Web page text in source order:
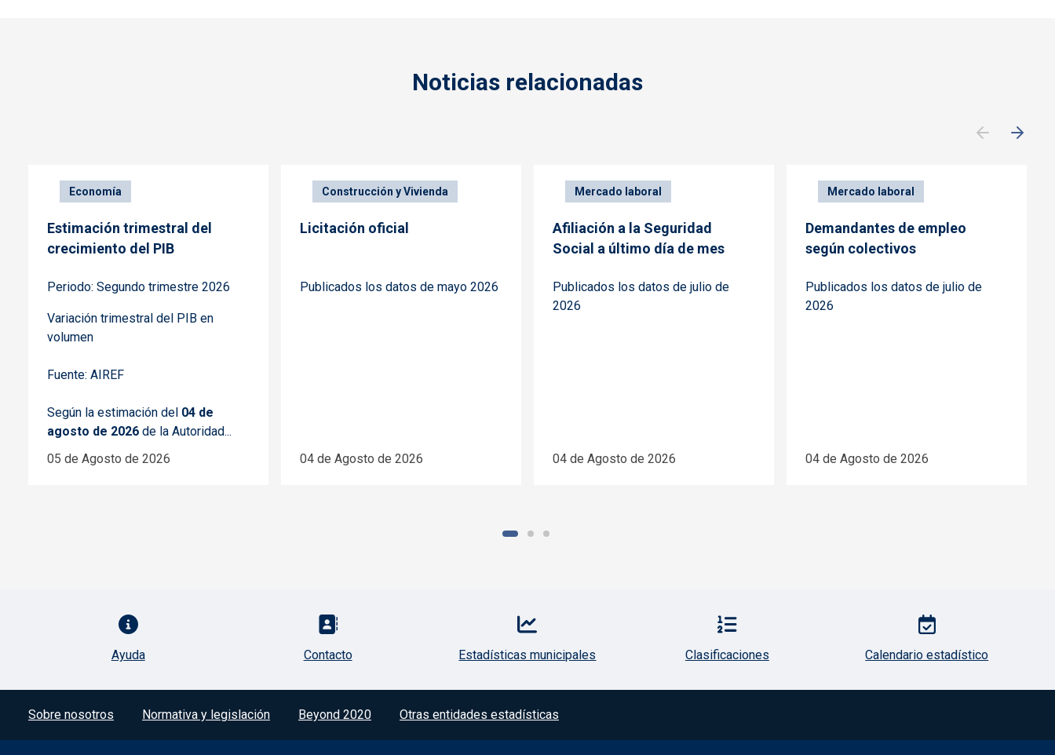
Noticias relacionadas
Economía
Estimación trimestral del
crecimiento del PIB
Periodo: Segundo trimestre 2026
Variación trimestral del PIB en
volumen
Fuente: AIREF
Según la estimación del 04 de
agosto de 2026 de la Autoridad...
05 de Agosto de 2026
Construcción y Vivienda
Licitación oficial
Publicados los datos de mayo 2026
04 de Agosto de 2026
Mercado laboral
Afiliación a la Seguridad
Social a último día de mes
Publicados los datos de julio de
2026
04 de Agosto de 2026
Mercado laboral
Demandantes de empleo
según colectivos
Publicados los datos de julio de
2026
04 de Agosto de 2026
Ayuda Contacto Estadísticas municipales Clasificaciones Calendario estadístico
Menú del pie
Sobre nosotros Normativa y legislación Beyond 2020 Otras entidades estadísticas